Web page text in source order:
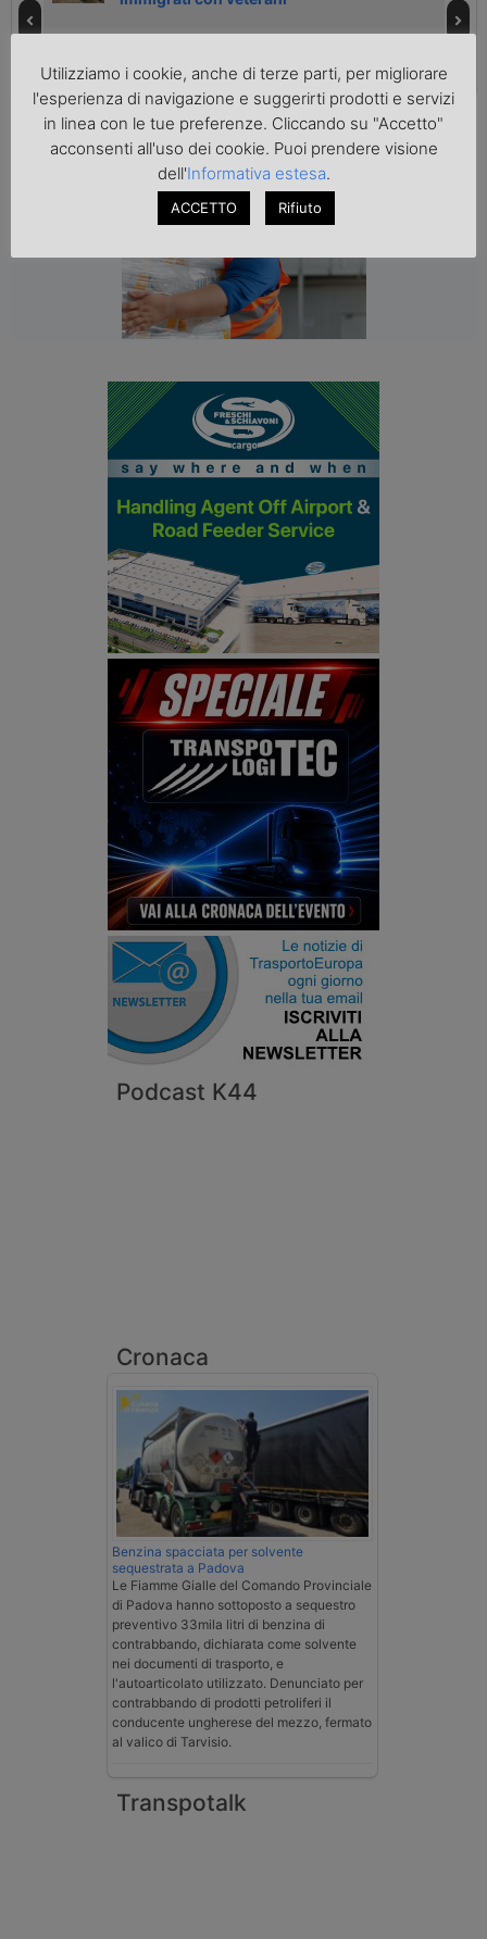
Podcast K44
Cronaca
Benzina spacciata per solvente
sequestrata a Padova
Le Fiamme Gialle del Comando Provinciale
di Padova hanno sottoposto a sequestro
preventivo 33mila litri di benzina di
contrabbando, dichiarata come solvente
nei documenti di trasporto, e
l'autoarticolato utilizzato. Denunciato per
contrabbando di prodotti petroliferi il
conducente ungherese del mezzo, fermato
al valico di Tarvisio.
Transpotalk
CONTENUTI SPONSORIZZATI
Come mettere in sicurezza i
pacchi prima della spedizione
Utilizziamo i cookie, anche di terze parti, per migliorare
l'esperienza di navigazione e suggerirti prodotti e servizi
in linea con le tue preferenze. Cliccando su "Accetto"
acconsenti all'uso dei cookie. Puoi prendere visione
dell'Informativa estesa.
ACCETTO Rifiuto